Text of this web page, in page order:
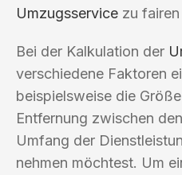
Umzugsservice zu fairen
Bei der Kalkulation der
verschiedene Faktoren
beispielsweise die
Entfernung zwischen
Umfang der
nehmen möchtest. Um